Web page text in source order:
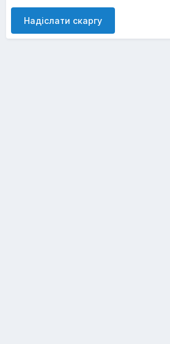
Надіслати скаргу